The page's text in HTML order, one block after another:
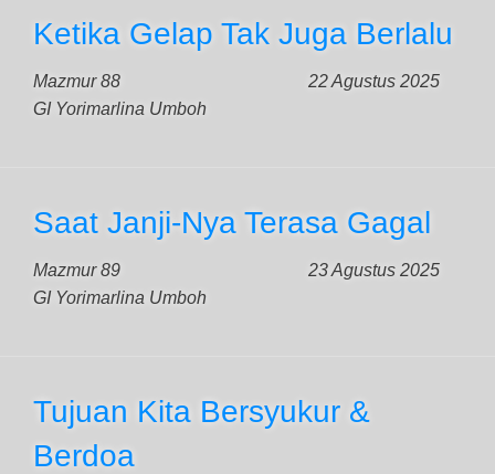
Ketika Gelap Tak Juga Berlalu
Mazmur 88
22 Agustus 2025
GI Yorimarlina Umboh
Saat Janji-Nya Terasa Gagal
Mazmur 89
23 Agustus 2025
GI Yorimarlina Umboh
Tujuan Kita Bersyukur &
Berdoa